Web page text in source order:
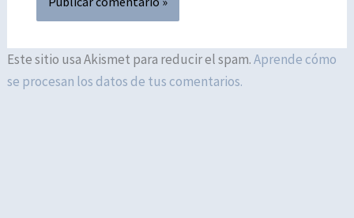
Este sitio usa Akismet para reducir el spam.Aprende cómo
se procesan los datos de tus comentarios.